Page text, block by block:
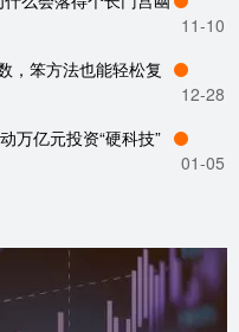
11-10
，笨方法也能轻松复
12-28
万亿元投资“硬科技”
01-05